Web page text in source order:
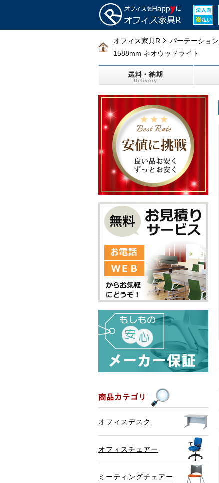
オフィス家具R パーテーション
1588mm ネオウッドライト
オフィスデスク
オフィスチェアー
ミーティングチェアー